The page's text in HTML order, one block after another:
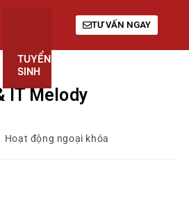
TUYỂN
SINH
TƯ VẤN NGAY
IT Melody
Hoạt động ngoại khóa